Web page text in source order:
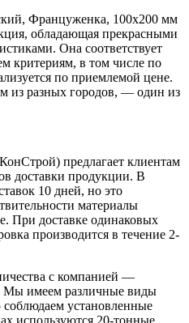
Француженка, 100x200 мм
обладающая прекрасными
Она соответствует
критериям, в том числе по
по приемлемой цене.
из разных городов, — один из
предлагает клиентам
доставки продукции. В
10 дней, но это
материалы
При доставке одинаковых
производится в течение 2-
с компанией —
Мы имеем различные виды
соблюдаем установленные